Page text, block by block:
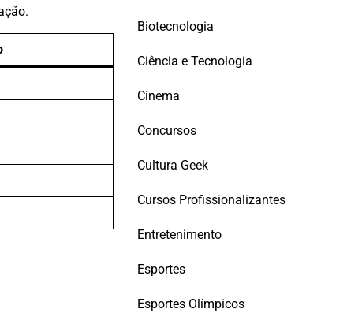
Biotecnologia
Ciência e Tecnologia
Cinema
Concursos
Cultura Geek
Cursos Profissionalizantes
Entretenimento
Esportes
Esportes Olímpicos